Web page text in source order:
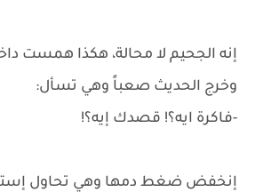
إنه الجحيم لا محالة، هكذا همست
وخرج الحديث صعباً وهي تسأل:
-فاكرة ايه؟! قصدك إيه؟!
إنخفض ضغط دمها وهي تحاول